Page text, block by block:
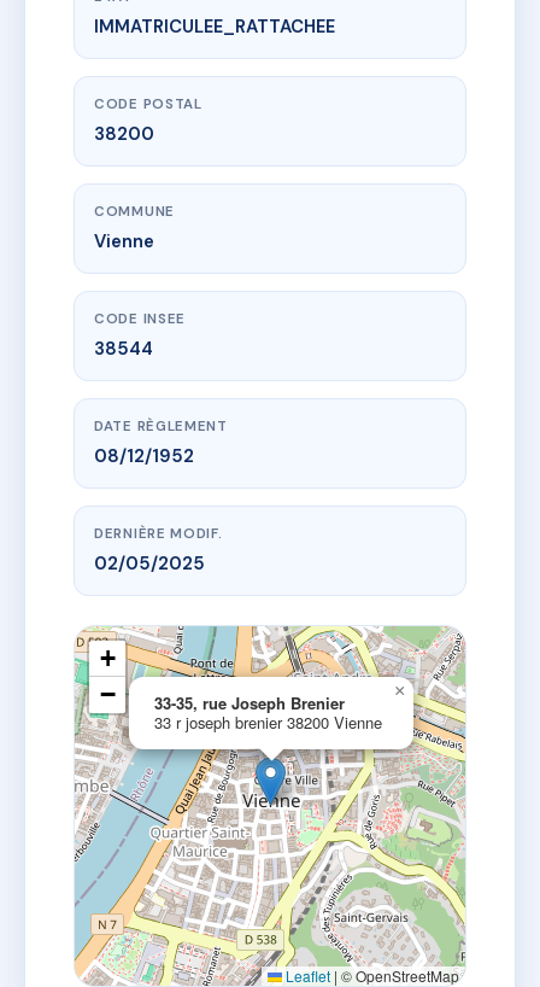
www.vme.plus/AC6474043
33-35, rue Joseph Brenier
33 r joseph brenier
IMMATRICULEE_RATTACHEE
CODE POSTAL
38200
COMMUNE
Vienne
CODE INSEE
38544
DATE RÈGLEMENT
08/12/1952
DERNIÈRE MODIF.
02/05/2025
33-35, rue Joseph Brenier
33 r joseph brenier 38200 Vienne
×
+
−
Leaflet | © OpenStreetMap